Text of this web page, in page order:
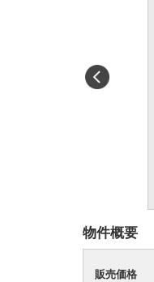
物件概要
販売価格